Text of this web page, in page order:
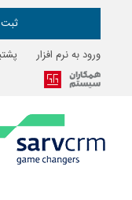
ثبت
ورود به نرم افزار